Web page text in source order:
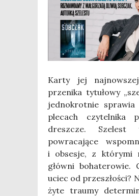
Kar­ty jej
prze­ni­ka tytu­ło­wy
jed­no­krot­nie
ple­cach czy­tel­ni­ka
dresz­cze.
powra­ca­ją­ce
i obse­sje, z któ­ry­mi
głów­ni boha­te­ro­wie.
uciec od prze­szło­ści?
ży­te trau­my